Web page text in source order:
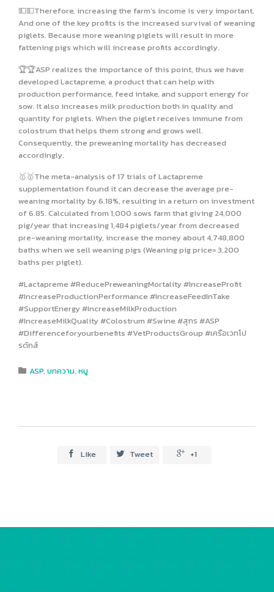
💵💵Therefore, increasing the farm’s income is very important.
And one of the key profits is the increased survival of weaning
piglets. Because more weaning piglets will result in more
fattening pigs which will increase profits accordingly.
🏆🏆ASP realizes the importance of this point, thus we have
developed Lactapreme, a product that can help with
production performance, feed intake, and support energy for
sow. It also increases milk production both in quality and
quantity for piglets. When the piglet receives immune from
colostrum that helps them strong and grows well.
Consequently, the preweaning mortality has decreased
accordingly.
🥇🥇The meta-analysis of 17 trials of Lactapreme
supplementation found it can decrease the average pre-
weaning mortality by 6.18%, resulting in a return on investment
of 6.85. Calculated from 1,000 sows farm that giving 24,000
pig/year that increasing 1,484 piglets/year from decreased
pre-weaning mortality, increase the money about 4,748,800
baths when we sell weaning pigs (Weaning pig price= 3,200
baths per piglet).
#Lactapreme #ReducePreweaningMortality #IncreaseProfit
#IncreaseProductionPerformance #IncreaseFeedInTake
#SupportEnergy #IncreaseMilkProduction
#IncreaseMilkQuality #Colostrum #Swine #สุกร #ASP
#Differenceforyourbenefits #VetProductsGroup #เครือเวทโป
รดักส์
 Category
ASP, บทความ, หมู
 Like  Tweet  +1